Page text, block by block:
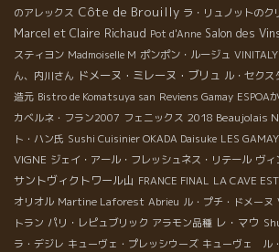
のアレックス Côte de Brouilly ラ・リュノットのク
Marcel et Claire Richaud Pot d'Anne Salon des
スティヨン Madmoiselle M ポンポン・ルージュ VINITALY
ん、内川さん ドメーヌ・ミレーヌ・ブリュ ル・セクス
造元 Bistro de Komatsuya san Reviens Gamay ESPOA
カベルネ・フラン2007 フェニックス 2018 Beaujolais
ト・ハン氏 Sushi Cuisinier OKADA Daisuke LES
VIGNE ジェイ・アール・フレッシュネス・リテール ヴ
サントヴィクトワール山 FRANCE FINAL LA CAVE
オリオル Martine Laforest Abrieu ル・プチ・ドメーヌ
トラン パリ・レピュブリック アラモン品種 レ・マウ
ラ・デジレ キューヴェ・プレッシウーズ キューヴェ ル